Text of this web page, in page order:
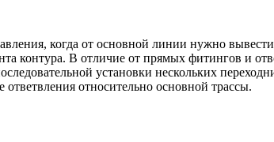
когда от основной линии нужно вывести
контура. В отличие от прямых фитингов и
установки нескольких
относительно основной трассы.